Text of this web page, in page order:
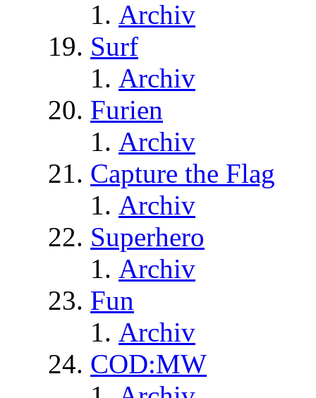
Archiv
Surf
Archiv
Furien
Archiv
Capture the Flag
Archiv
Superhero
Archiv
Fun
Archiv
COD:MW